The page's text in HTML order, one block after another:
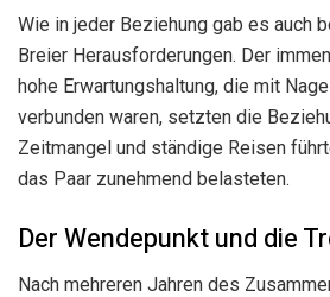
Wie in jeder Beziehung gab es auch
Breier Herausforderungen. Der
hohe Erwartungshaltung, die mit
verbunden waren, setzten die
Zeitmangel und ständige Reisen
das Paar zunehmend belasteten.
Der Wendepunkt und die
Nach mehreren Jahren des